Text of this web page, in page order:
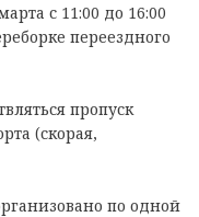
с 11:00 до 16:00
переездного
пропуск
(скорая,
по одной